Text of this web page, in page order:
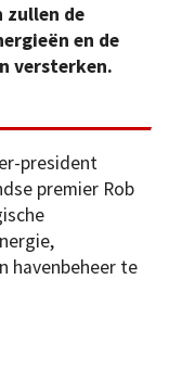
zullen de
en de
versterken.
president
premier Rob
havenbeheer te